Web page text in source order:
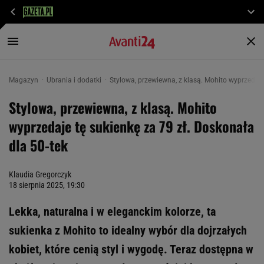
Magazyn Ubrania i dodatki Stylowa, przewiewna, z klasą. Mohito
Stylowa, przewiewna, z klasą. Mohito
wyprzedaje tę sukienkę za 79 zł. Doskonała
dla 50-tek
Klaudia Gregorczyk
18 sierpnia 2025, 19:30
Lekka, naturalna i w eleganckim kolorze, ta
sukienka z Mohito to idealny wybór dla dojrzałych
kobiet, które cenią styl i wygodę. Teraz dostępna w